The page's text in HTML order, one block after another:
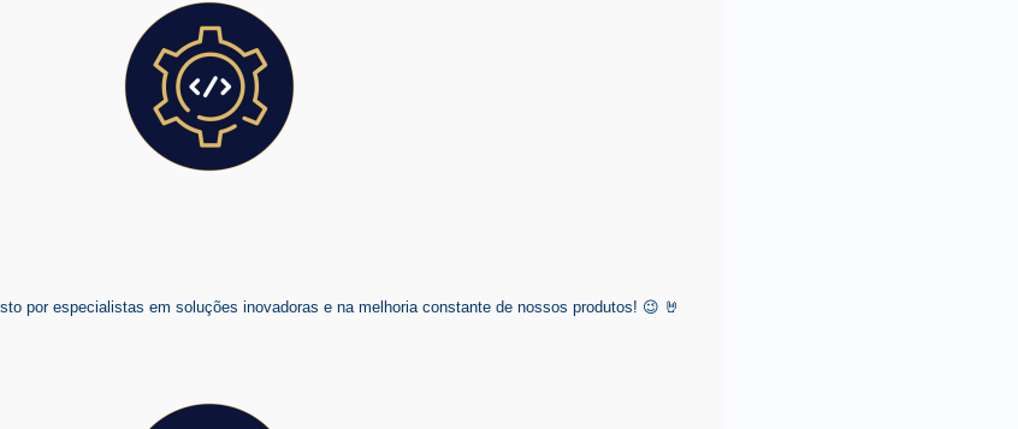
por especialistas em soluções inovadoras e na melhoria constante de nossos produtos! 😉 🤘